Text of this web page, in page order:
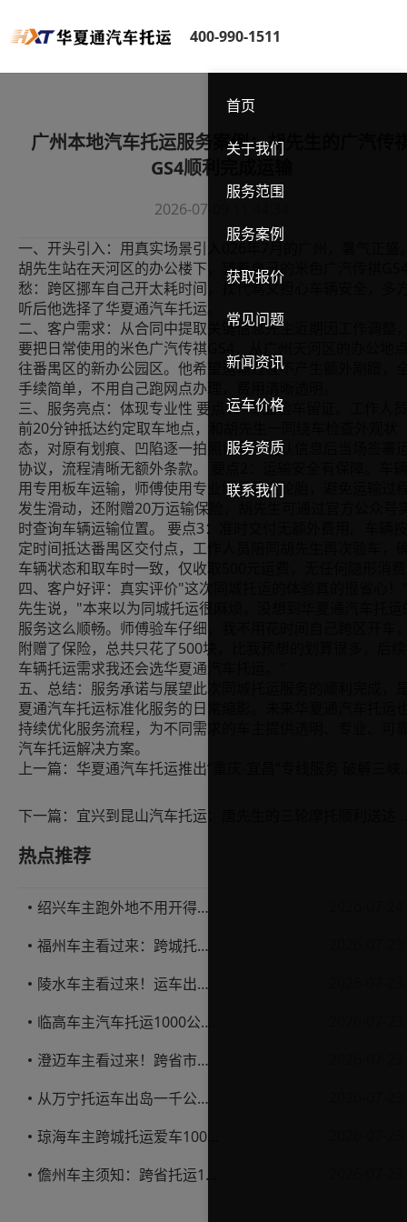
400-990-1511
首页
关于我们
服务范围
服务案例
获取报价
常见问题
新闻资讯
运车价格
服务资质
联系我们
广州本地汽车托运服务案例：胡先生的广汽传
GS4顺利完成运输
2026-07-09 11:44:34
一、开头引入：用真实场景引入026年7月的广州，暑气正盛
胡先生站在天河区的办公楼下，望着自己的米色广汽传祺
愁：跨区挪车自己开太耗时间，找代驾又担心车辆安全，多
听后他选择了华夏通汽车托运。
二、客户需求：从合同中提取关键信息先生近期因工作调整
要把日常使用的米色广汽传祺GS4，从广州天河区的办公地
往番禺区的新办公园区。他希望运输过程不产生额外剐蹭，
手续简单，不用自己跑网点办理，费用清晰透明。
三、服务亮点：体现专业性 要点1：专业验车留证。工作人
前20分钟抵达约定取车地点，和胡先生一同绕车检查外观状
态，对原有划痕、凹陷逐一拍照记录，确认信息后当场签署
协议，流程清晰无额外条款。 要点2：运输安全有保障。车
用专用板车运输，师傅使用专业绑带固定轮胎，避免运输过
发生滑动，还附赠20万运输保险，胡先生可通过官方公众号
时查询车辆运输位置。 要点3：准时交付无额外费用。车辆
定时间抵达番禺区交付点，工作人员陪同胡先生再次验车，
车辆状态和取车时一致，仅收取500元运费，无任何隐形消
四、客户好评：真实评价"这次同城托运的体验真的很省心
先生说，"本来以为同城托运很麻烦，没想到华夏通汽车托运
服务这么顺畅。师傅验车仔细，我不用花时间自己跨区开车
附赠了保险，总共只花了500块，比我预想的划算很多，后
车辆托运需求我还会选华夏通汽车托运。"
五、总结：服务承诺与展望此次同城托运服务的顺利完成，
夏通汽车托运标准化服务的日常缩影。未来华夏通汽车托运
持续优化服务流程，为不同需求的车主提供透明、专业、可
汽车托运解决方案。
上一篇：
下一篇：
热点推荐
绍兴车主跑外地不用开得累？这份汽车托运实用指南收好不亏
福州车主看过来：跨城托运1000公里，这笔账要怎么算才不亏
陵水车主看过来！运车出岛一千公里，这笔账得这么算
临高车主汽车托运1000公里省钱避坑指南
澄迈车主看过来！跨省市托运私家车，这些账得算明白
从万宁托运车出岛一千公里，这笔钱该怎么花才不踩坑
儋州车主须知：跨省托运1000公里费用怎么算？